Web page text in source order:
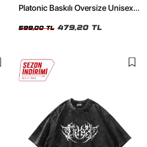
Platonic Baskılı Oversize Unisex
599,00 TL 479,20 TL